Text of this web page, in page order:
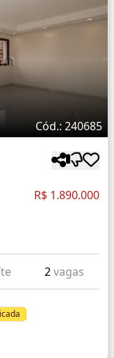
Cód.: 240685
R$ 1.890.000
2vagas